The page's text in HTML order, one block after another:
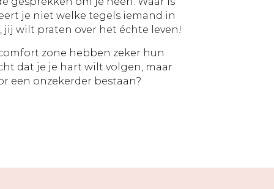
je niet welke tegels iemand in
wilt praten over het échte leven!
zone hebben zeker hun
dat je je hart wilt volgen, maar
een onzekerder bestaan?